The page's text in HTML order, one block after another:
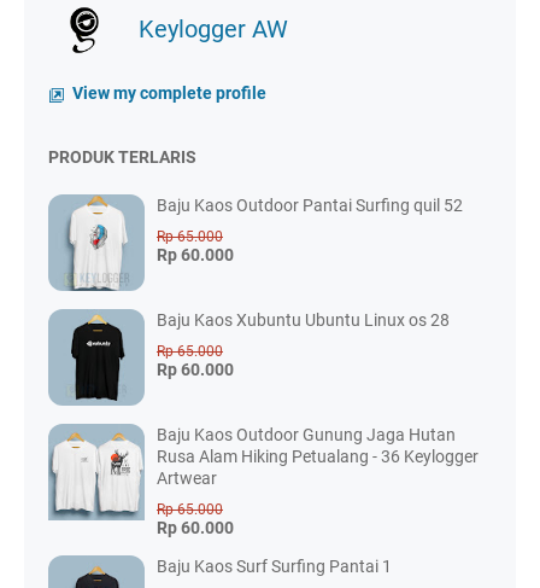
Keylogger AW
View my complete profile
PRODUK TERLARIS
Baju Kaos Outdoor Pantai Surfing quil 52
Rp 65.000
Rp 60.000
Baju Kaos Xubuntu Ubuntu Linux os 28
Rp 65.000
Rp 60.000
Baju Kaos Outdoor Gunung Jaga Hutan
Rusa Alam Hiking Petualang - 36 Keylogger
Artwear
Rp 65.000
Rp 60.000
Baju Kaos Surf Surfing Pantai 1